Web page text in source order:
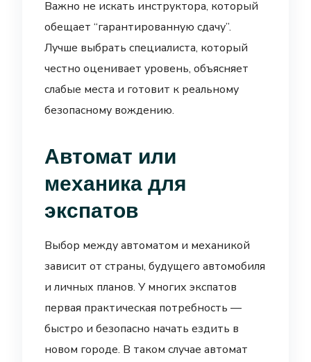
Важно не искать инструктора, который
обещает “гарантированную сдачу”.
Лучше выбрать специалиста, который
честно оценивает уровень, объясняет
слабые места и готовит к реальному
безопасному вождению.
Автомат или
механика для
экспатов
Выбор между автоматом и механикой
зависит от страны, будущего автомобиля
и личных планов. У многих экспатов
первая практическая потребность —
быстро и безопасно начать ездить в
новом городе. В таком случае автомат